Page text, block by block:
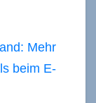
Mehr
beim E-